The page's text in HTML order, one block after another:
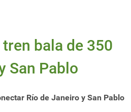
bala de 350
San Pablo
Río de Janeiro y San Pablo